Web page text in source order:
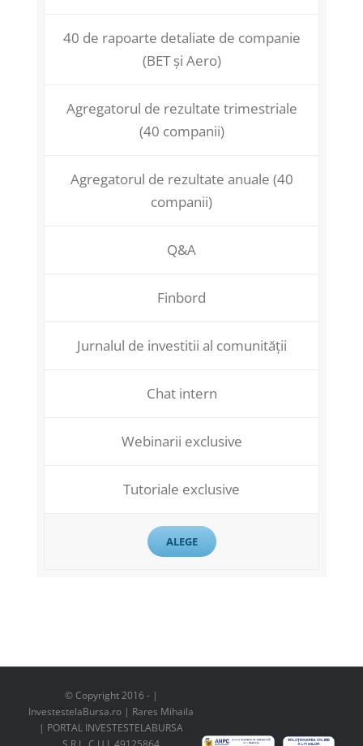
40 de rapoarte detaliate de companie
(BET și Aero)
Agregatorul de rezultate trimestriale
(40 companii)
Agregatorul de rezultate anuale (40
companii)
Q&A
Finbord
Jurnalul de investitii al comunității
Chat intern
Webinarii exclusive
Tutoriale exclusive
ALEGE
© Copyright 2016 - |
InvestestelaBursa.ro | Rares Mihaila
| PORTAL INVESTESTELABURSA